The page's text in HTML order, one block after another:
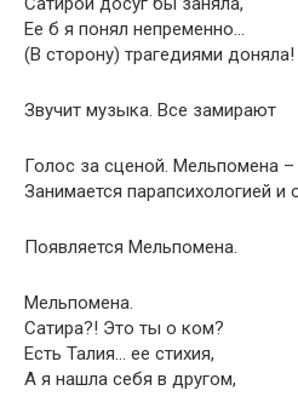
Ее б я понял непременно…
(В сторону) трагедиями доняла!
Звучит музыка. Все замирают
Голос за сценой. Мельпомена –
Занимается парапсихологией и
Появляется Мельпомена.
Мельпомена.
Сатира?! Это ты о ком?
Есть Талия… ее стихия,
А я нашла себя в другом,